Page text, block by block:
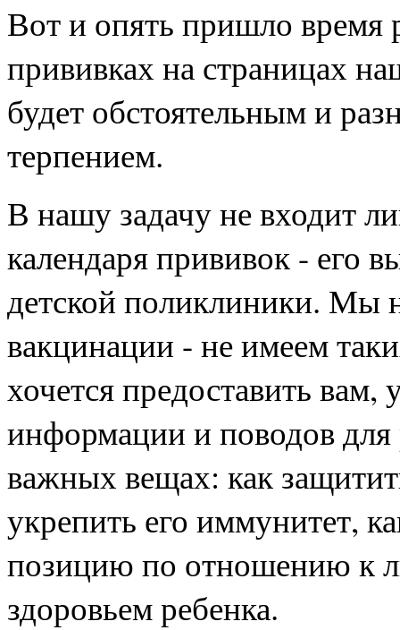
Вот и опять пришло время
прививках на страницах
будет обстоятельным и
терпением.
В нашу задачу не входит
календаря прививок - его
детской поликлиники. Мы
вакцинации - не имеем
хочется предоставить
информации и поводов
важных вещах: как
укрепить его иммунитет,
позицию по отношению к
здоровьем ребенка.